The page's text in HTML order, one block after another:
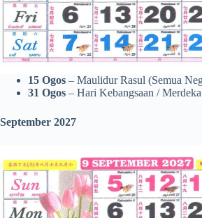
15 Ogos – Maulidur Rasul (Semua
31 Ogos – Hari Kebangsaan /
September 2027